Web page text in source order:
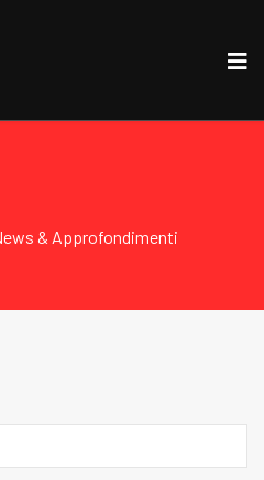
& Approfondimenti